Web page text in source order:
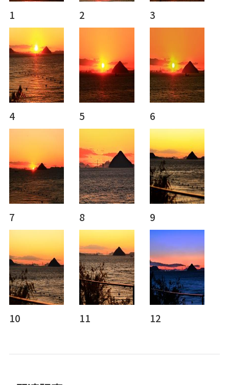
1 2 3
4 5 6
7 8 9
10 11 12